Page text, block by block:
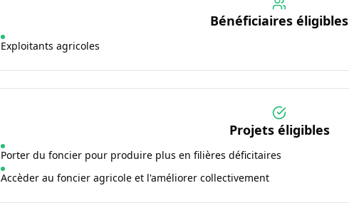
Bénéficiaires éligibles
Exploitants agricoles
Projets éligibles
Porter du foncier pour produire plus en filières déficitaires
Accèder au foncier agricole et l'améliorer collectivement